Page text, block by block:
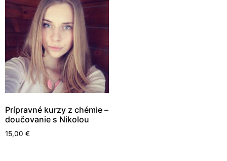
Prípravné kurzy z chémie –
doučovanie s Nikolou
15,00 €